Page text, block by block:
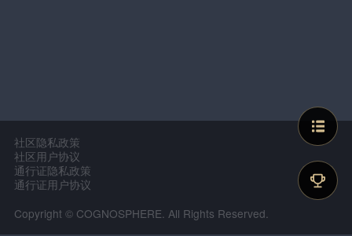
社区隐私政策
社区用户协议
通行证隐私政策
通行证用户协议
Copyright © COGNOSPHERE. All Rights Reserved.